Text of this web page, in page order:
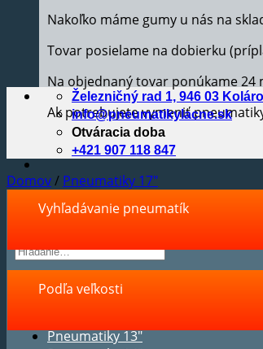
Nakoľko máme gumy u nás na
Tovar posielame na dobierku
Na objednaný tovar ponúkame 24
Ak potrebujete vymeniť
Železničný rad 1, 946 03
info@pneumatikylacne.sk
Otváracia doba
+421 907 118 847
Domov/ Pneumatiky 17"
Vyhľadávanie pneumatík
Podľa veľkosti
Pneumatiky 13"